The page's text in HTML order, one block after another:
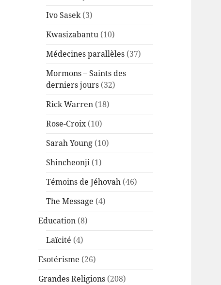
Ivo Sasek(3)
Kwasizabantu (10)
Médecines parallèles (37)
Mormons – Saints des
derniers jours (32)
Rick Warren (18)
Rose-Croix(10)
Sarah Young (10)
Shincheonji (1)
Témoins de Jéhovah (46)
The Message (4)
Education (8)
Laïcité (4)
Esotérisme (26)
Grandes Religions (208)